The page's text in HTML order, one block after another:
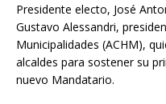
Presidente electo, José
Gustavo Alessandri,
Municipalidades (ACHM),
alcaldes para sostener su
nuevo Mandatario.